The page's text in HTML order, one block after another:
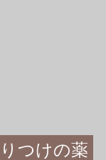
つけの薬